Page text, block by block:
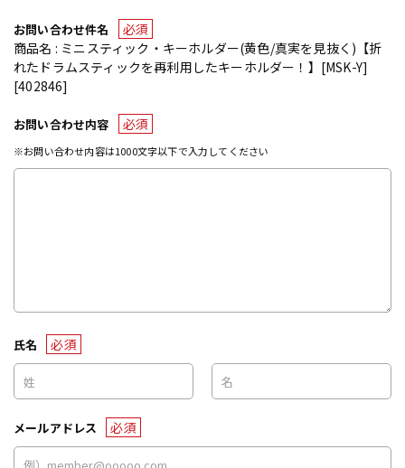
お問い合わせ件名
必須
商品名 : ミニスティック・キーホルダー(黄色/真実を見抜く)【折
れたドラムスティックを再利用したキーホルダー！】[MSK-Y]
[402846]
お問い合わせ内容 必須
※お問い合わせ内容は1000文字以下で入力してください
氏名 必須
メールアドレス 必須